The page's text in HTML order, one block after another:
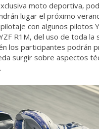
moto deportiva,
lugar el próximo
con algunos pilotos
R1M, del uso de toda
los participantes podrán
surgir sobre aspectos